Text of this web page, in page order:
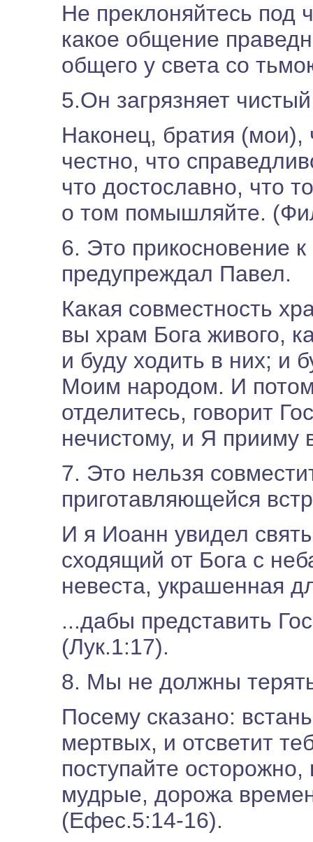
Не преклоняйтесь
какое общение
общего у света со
5.Он загрязняет
Наконец, братия (мои),
честно, что
что достославно, что
о том помышляйте.
6. Это прикосновение к
предупреждал Павел.
Какая совместность
вы храм Бога живого,
и буду ходить в них; и
Моим народом. И
отделитесь, говорит
нечистому, и Я прииму
7. Это нельзя
приготавляющейся
И я Иоанн увидел
сходящий от Бога с
невеста, украшенная
...дабы представить
(Лук.1:17).
8. Мы не должны
Посему сказано:
мертвых, и отсветит
поступайте
мудрые, дорожа
(Ефес.5:14-16).